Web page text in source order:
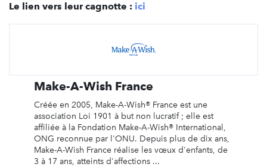
Le lien vers leur cagnotte : ici
Make-A-Wish France
Créée en 2005, Make-A-Wish® France est une
association Loi 1901 à but non lucratif ; elle est
affiliée à la Fondation Make-A-Wish® International,
ONG reconnue par l'ONU. Depuis plus de dix ans,
Make-A-Wish France réalise les vœux d'enfants, de
3 à 17 ans, atteints d'affections ...